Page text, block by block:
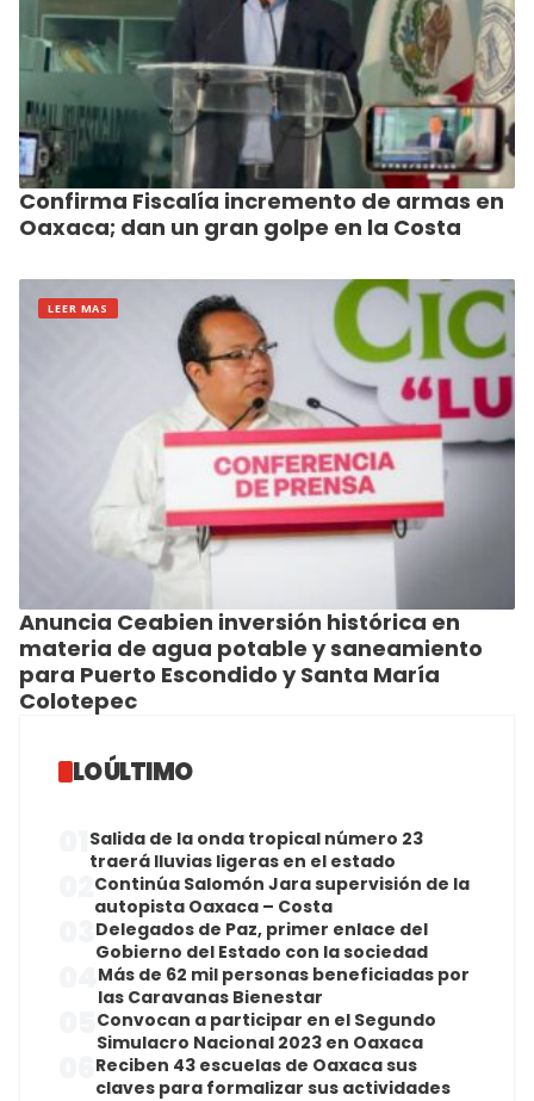
Confirma Fiscalía incremento de armas en
Oaxaca; dan un gran golpe en la Costa
LEER MAS
Anuncia Ceabien inversión histórica en
materia de agua potable y saneamiento
para Puerto Escondido y Santa María
Colotepec
LO ÚLTIMO
Salida de la onda tropical número 23
traerá lluvias ligeras en el estado
Continúa Salomón Jara supervisión de la
autopista Oaxaca – Costa
Delegados de Paz, primer enlace del
Gobierno del Estado con la sociedad
Más de 62 mil personas beneficiadas por
las Caravanas Bienestar
Convocan a participar en el Segundo
Simulacro Nacional 2023 en Oaxaca
Reciben 43 escuelas de Oaxaca sus
claves para formalizar sus actividades